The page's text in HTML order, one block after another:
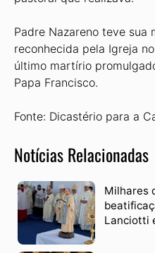
Padre Nazareno teve sua
reconhecida pela Igreja
último martírio
Papa Francisco.
Fonte: Dicastério para a
Notícias Relacionadas
Milhares
Lanciotti